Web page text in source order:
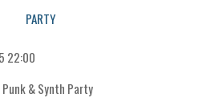
PARTY
22:00
Punk & Synth Party